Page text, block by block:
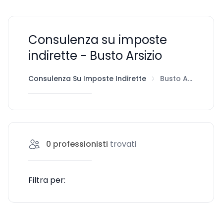
Consulenza su imposte
indirette - Busto Arsizio
Consulenza Su Imposte Indirette Busto Arsizio
0 professionisti trovati
Filtra per: